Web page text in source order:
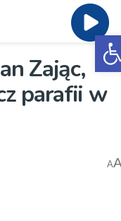
Zając,
parafii w
A